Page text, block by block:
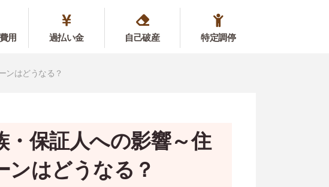
用 過払い金 自己破産 特定調停
ンはどうなる？
・保証人への影響～住
ンはどうなる？